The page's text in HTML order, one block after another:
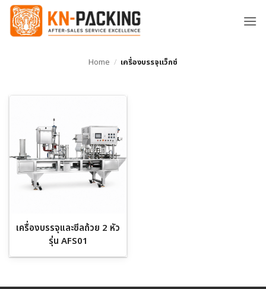
ข้าม
ยัง
Home / เครื่องบรรจุแว็กซ์
เครื่องบรรจุและซีลถ้วย 2 หัว
รุ่น AFS01